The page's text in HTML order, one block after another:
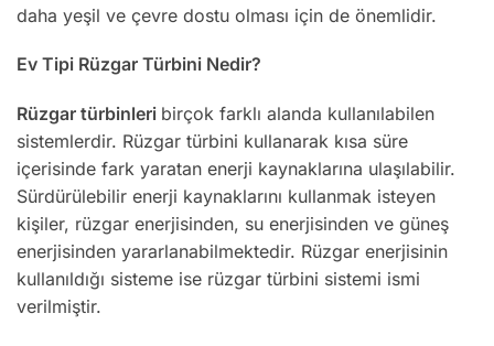
daha yeşil ve çevre dostu olması için de önemlidir.
Ev Tipi Rüzgar Türbini Nedir?
Rüzgar türbinleri birçok farklı alanda kullanılabilen
sistemlerdir. Rüzgar türbini kullanarak kısa süre
içerisinde fark yaratan enerji kaynaklarına ulaşılabilir.
Sürdürülebilir enerji kaynaklarını kullanmak isteyen
kişiler, rüzgar enerjisinden, su enerjisinden ve güneş
enerjisinden yararlanabilmektedir. Rüzgar enerjisinin
kullanıldığı sisteme ise rüzgar türbini sistemi ismi
verilmiştir.